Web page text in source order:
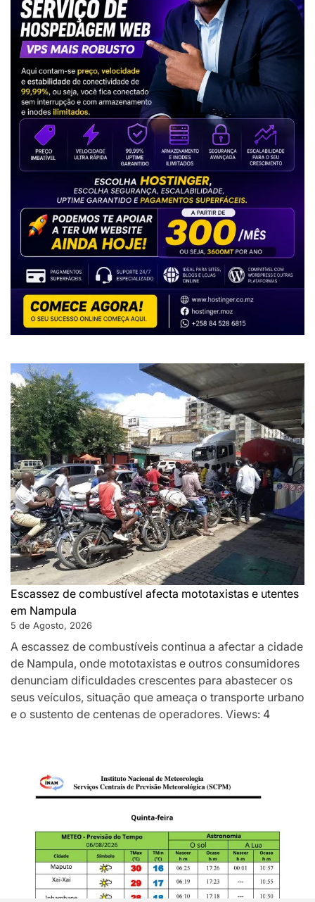
Escassez de combustível afecta mototaxistas e utentes
em Nampula
5 de Agosto, 2026
A escassez de combustíveis continua a afectar a cidade
de Nampula, onde mototaxistas e outros consumidores
denunciam dificuldades crescentes para abastecer os
seus veículos, situação que ameaça o transporte urbano
e o sustento de centenas de operadores. Views: 4